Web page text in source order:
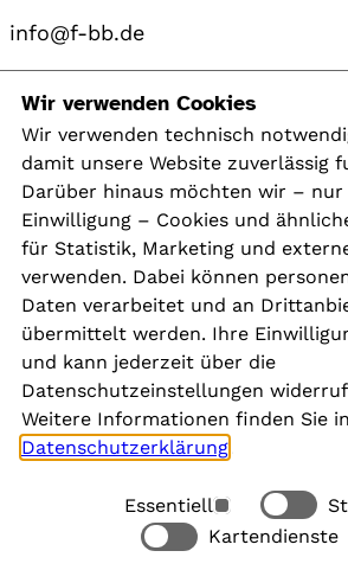
info@f-bb.de
Navigation
Kontakt
Presse
Aktuelles
Karriere
Newsletter
Social Media
Rechtliches
Wir verwenden Cookies
Wir verwenden technisch
damit unsere Website zuverlässig
Darüber hinaus möchten wir –
Einwilligung – Cookies und
für Statistik, Marketing und
verwenden. Dabei können
Daten verarbeitet und an
übermittelt werden. Ihre
und kann jederzeit über die
Datenschutzeinstellungen
Weitere Informationen finden Sie in
Datenschutzerklärung
Essentiell
Kartendienste